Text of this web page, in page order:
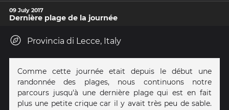
09 July 2017
Dernière plage de la journée
Provincia di Lecce, Italy
Comme cette journée etait depuis le début une
randonnée des plages, nous continuons notre
parcours jusqu'à une dernière plage qui est en fait
plus une petite crique car il y avait très peu de sable.